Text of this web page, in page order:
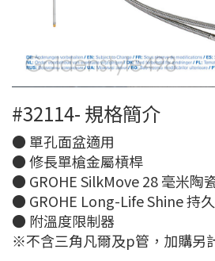
#32114- 規格簡介
● 單孔面盆適用
● 修長單槍金屬槓桿
● GROHE SilkMove 28 毫米陶
● GROHE Long-Life Shine 持
● 附溫度限制器
※不含三角凡爾及p管，加購另